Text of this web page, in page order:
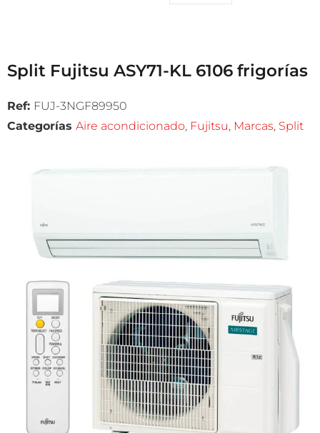
Split Fujitsu ASY71-KL 6106 frigorías
Ref: FUJ-3NGF89950
Categorías Aire acondicionado, Fujitsu, Marcas, Split